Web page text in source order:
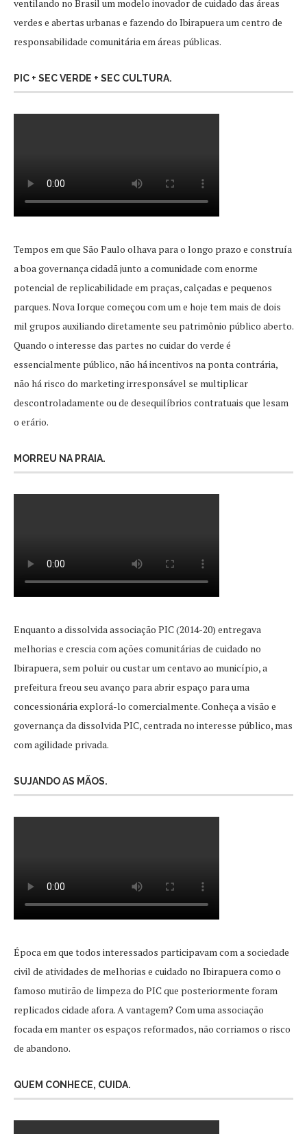
ventilando no Brasil um modelo inovador de cuidado das áreas
verdes e abertas urbanas e fazendo do Ibirapuera um centro de
responsabilidade comunitária em áreas públicas.
PIC + SEC VERDE + SEC CULTURA.
Tempos em que São Paulo olhava para o longo prazo e construía
a boa governança cidadã junto a comunidade com enorme
potencial de replicabilidade em praças, calçadas e pequenos
parques. Nova Iorque começou com um e hoje tem mais de dois
mil grupos auxiliando diretamente seu patrimônio público aberto.
Quando o interesse das partes no cuidar do verde é
essencialmente público, não há incentivos na ponta contrária,
não há risco do marketing irresponsável se multiplicar
descontroladamente ou de desequilíbrios contratuais que lesam
o erário.
MORREU NA PRAIA.
Enquanto a dissolvida associação PIC (2014-20) entregava
melhorias e crescia com ações comunitárias de cuidado no
Ibirapuera, sem poluir ou custar um centavo ao município, a
prefeitura freou seu avanço para abrir espaço para uma
concessionária explorá-lo comercialmente. Conheça a visão e
governança da dissolvida PIC, centrada no interesse público, mas
com agilidade privada.
SUJANDO AS MÃOS.
Época em que todos interessados participavam com a sociedade
civil de atividades de melhorias e cuidado no Ibirapuera como o
famoso mutirão de limpeza do PIC que posteriormente foram
replicados cidade afora. A vantagem? Com uma associação
focada em manter os espaços reformados, não corriamos o risco
de abandono.
QUEM CONHECE, CUIDA.